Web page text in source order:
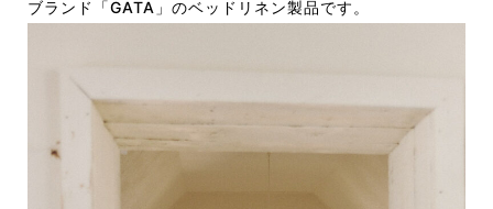
ブランド「GATA」のベッドリネン製品です。